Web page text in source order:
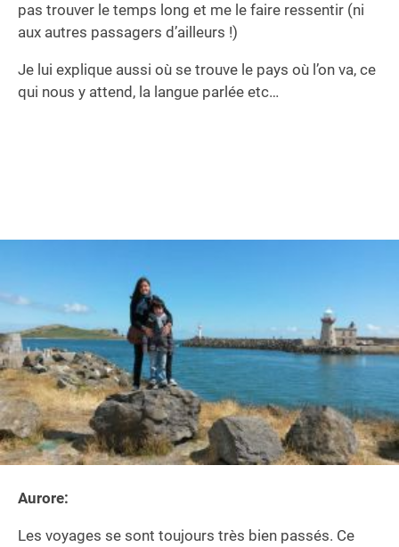
pas trouver le temps long et me le faire ressentir (ni
aux autres passagers d’ailleurs !)
Je lui explique aussi où se trouve le pays où l’on va, ce
qui nous y attend, la langue parlée etc…
Aurore:
Les voyages se sont toujours très bien passés. Ce